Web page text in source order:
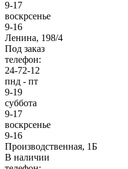
9-17
воскрсенье
9-16
Ленина, 198/4
Под заказ
телефон:
24-72-12
пнд - пт
9-19
суббота
9-17
воскрсенье
9-16
Производственная, 1Б
В наличии